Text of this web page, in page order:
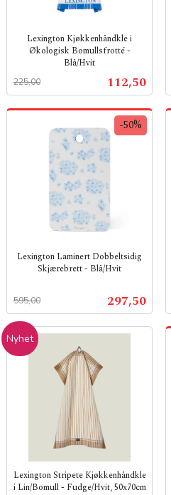
Lexington Kjøkkenhåndkle i
Økologisk Bomullsfrotté -
Blå/Hvit
Tilbud
112,50
225,00
mva.
Lexington Laminert Dobbeltsidig
Skjærebrett - Blå/Hvit
Tilbud
297,50
595,00
-50%
Lexington Stripete Kjøkkenhåndkle
i Lin/Bomull - Fudge/Hvit, 50x70cm
Nyhet